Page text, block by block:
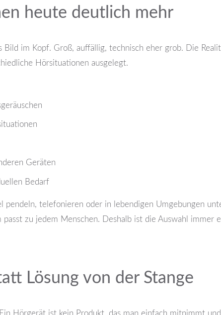
heute deutlich mehr
im Kopf. Groß, auffällig, technisch eher grob. Die
Hörsituationen ausgelegt.
Geräten
Bedarf
pendeln, telefonieren oder in lebendigen Umgebungen
zu jedem Menschen. Deshalb ist die Auswahl immer
Lösung von der Stange
Hörgerät ist kein Produkt, das man einfach mitnimmt